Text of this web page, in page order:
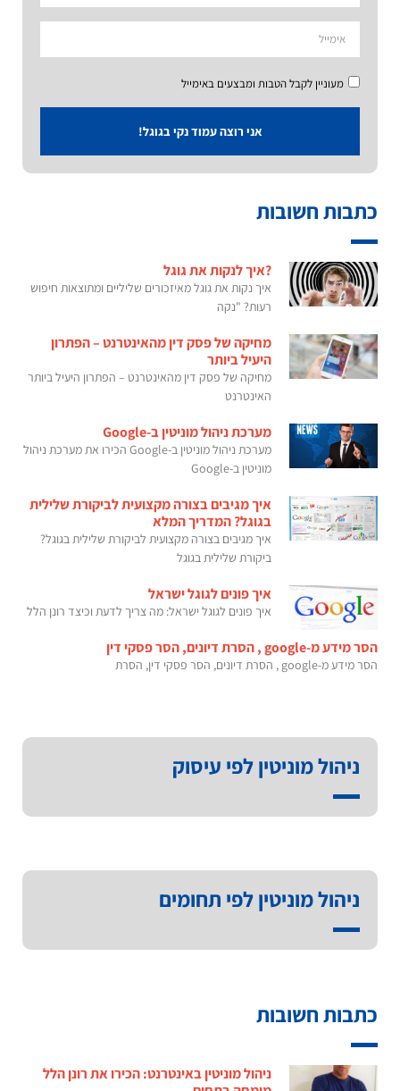
מעוניין לקבל הטבות ומבצעים באימייל
אני רוצה עמוד נקי בגוגל!
כתבות חשובות
?איך לנקות את גוגל
איך נקות את גוגל מאיזכורים שליליים ומתוצאות חיפוש
רעות? "נקה
מחיקה של פסק דין מהאינטרנט – הפתרון
היעיל ביותר
מחיקה של פסק דין מהאינטרנט – הפתרון היעיל ביותר
האינטרנט
מערכת ניהול מוניטין ב-Google
מערכת ניהול מוניטין ב-Google הכירו את מערכת ניהול
מוניטין ב-Google
איך מגיבים בצורה מקצועית לביקורת שלילית
בגוגל? המדריך המלא
איך מגיבים בצורה מקצועית לביקורת שלילית בגוגל?
ביקורת שלילית בגוגל
איך פונים לגוגל ישראל
איך פונים לגוגל ישראל: מה צריך לדעת וכיצד רונן הלל
הסר מידע מ-google , הסרת דיונים, הסר פסקי דין
הסר מידע מ-google , הסרת דיונים, הסר פסקי דין, הסרת
ניהול מוניטין לפי עיסוק
ניהול מוניטין לפי תחומים
כתבות חשובות
ניהול מוניטין באינטרנט: הכירו את רונן הלל